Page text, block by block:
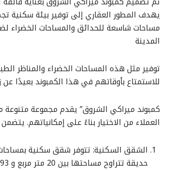
يهدف المطور العقاري إلى توفير بيئة سكنية
مساحات شاسعة للحدائق والمساحات الخضراء
المدينة
توفير مثل هذه المساحات الخضراء والمناظر
للاستمتاع بأوقاتهم في هذا الكمبوند بعيدًا
كمبوند ميراكي الشروق” يقدم مجموعة
العملاء من الاختيار بناءً على إمكانياتهم.
حديقة تتراوح مساحتها بين 20 متر مربع و 93 متر مربع